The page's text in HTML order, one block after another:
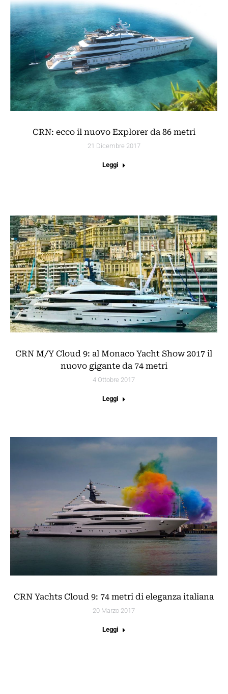
CRN: ecco il nuovo Explorer da 86 metri
21 Dicembre 2017
Leggi
CRN M/Y Cloud 9: al Monaco Yacht Show 2017 il
nuovo gigante da 74 metri
4 Ottobre 2017
Leggi
CRN Yachts Cloud 9: 74 metri di eleganza italiana
20 Marzo 2017
Leggi